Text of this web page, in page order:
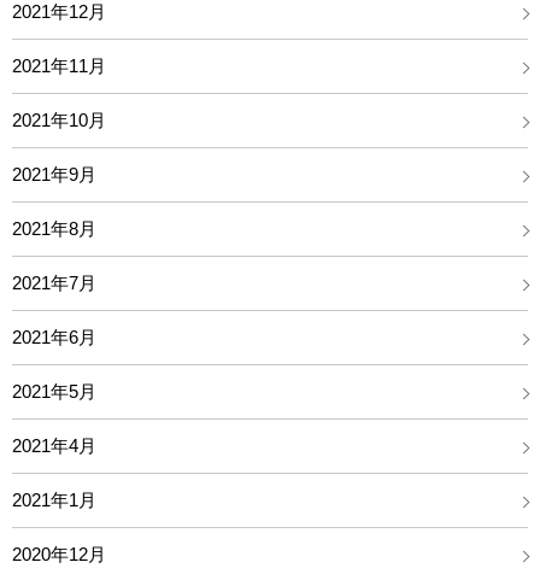
2021年12月
2021年11月
2021年10月
2021年9月
2021年8月
2021年7月
2021年6月
2021年5月
2021年4月
2021年1月
2020年12月